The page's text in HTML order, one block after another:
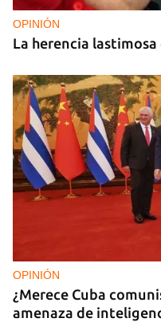
OPINIÓN
La herencia
OPINIÓN
¿Merece Cuba
amenaza de